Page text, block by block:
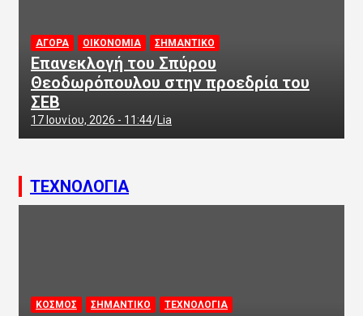
ΑΓΟΡΑ ΟΙΚΟΝΟΜΙΑ ΣΗΜΑΝΤΙΚΟ
Επανεκλογή του Σπύρου
Θεοδωρόπουλου στην προεδρία του
ΣΕΒ
17 Ιουνίου, 2026 - 11:44 Lia
ΤΕΧΝΟΛΟΓΙΑ
ΚΟΣΜΟΣ ΣΗΜΑΝΤΙΚΟ ΤΕΧΝΟΛΟΓΙΑ